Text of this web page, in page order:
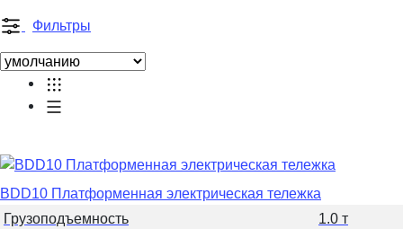
Фильтры
BDD10 Платформенная электрическая тележка
Грузоподъемность
1.0 т